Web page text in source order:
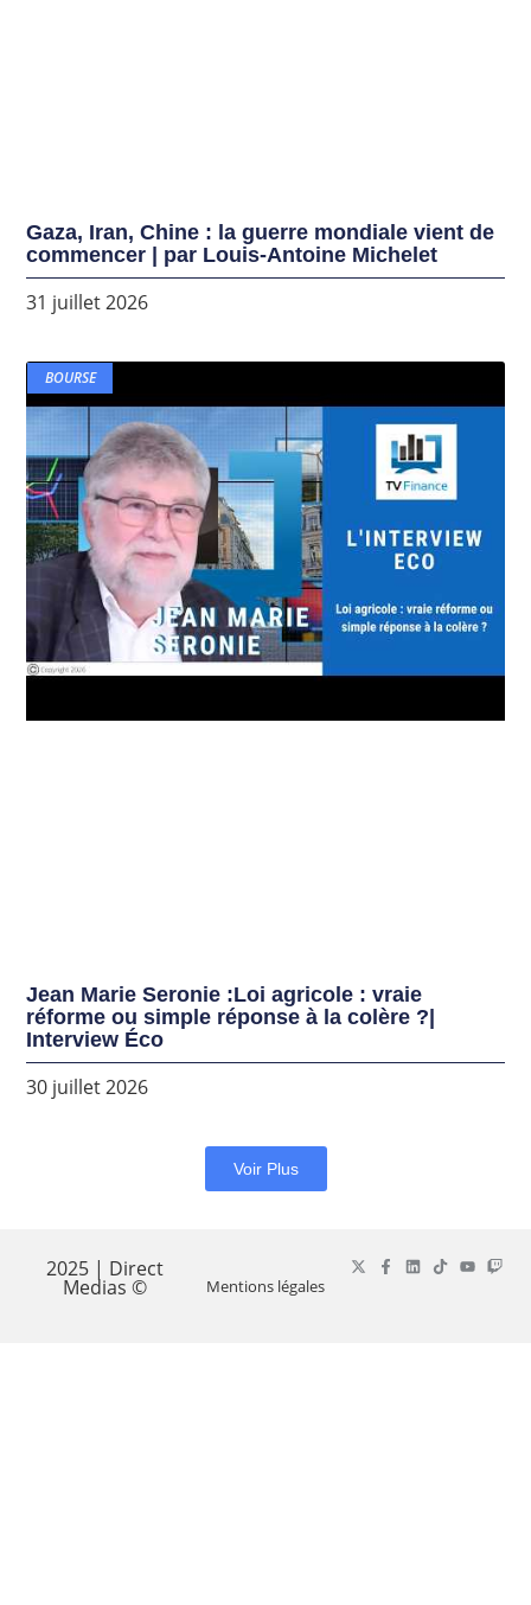
Gaza, Iran, Chine : la guerre mondiale vient de
commencer | par Louis-Antoine Michelet
31 juillet 2026
BOURSE
Jean Marie Seronie :Loi agricole : vraie
réforme ou simple réponse à la colère ?|
Interview Éco
30 juillet 2026
Voir Plus
2025 | Direct
Medias © Mentions légales